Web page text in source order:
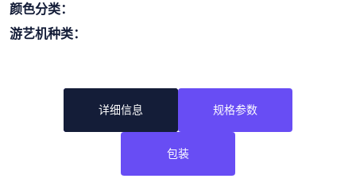
颜色分类：
游艺机种类：
详细信息 规格参数
包装